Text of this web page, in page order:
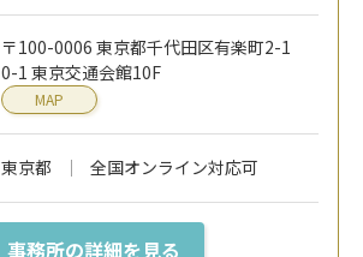
〒100-0006 東京都千代田区有楽町2-1
0-1 東京交通会館10F
MAP
東京都 全国オンライン対応可
事務所の詳細を見る